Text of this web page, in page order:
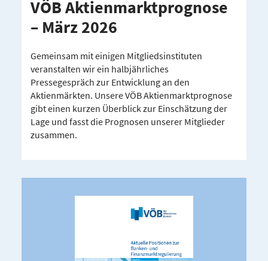
VÖB Aktien­markt­pro­gnose
– März 2026
Gemeinsam mit einigen Mitgliedsinstituten
veranstalten wir ein halbjährliches
Pressegespräch zur Entwicklung an den
Aktienmärkten. Unsere VÖB Aktienmarktprognose
gibt einen kurzen Überblick zur Einschätzung der
Lage und fasst die Prognosen unserer Mitglieder
zusammen.